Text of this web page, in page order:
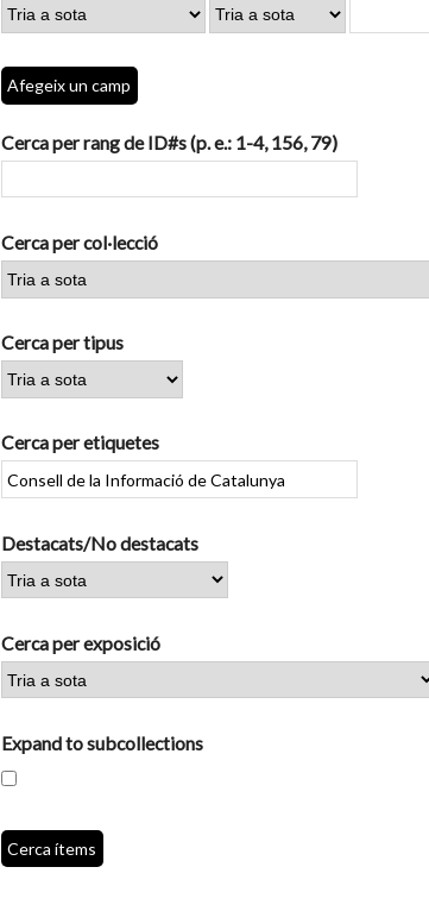
"Cerca
camps
específics.":
Afegeix un camp
Cerca per rang de ID#s (p. e.: 1-4, 156, 79)
Cerca per col·lecció
Cerca per tipus
Cerca per etiquetes
Destacats/No destacats
Cerca per exposició
Expand to subcollections